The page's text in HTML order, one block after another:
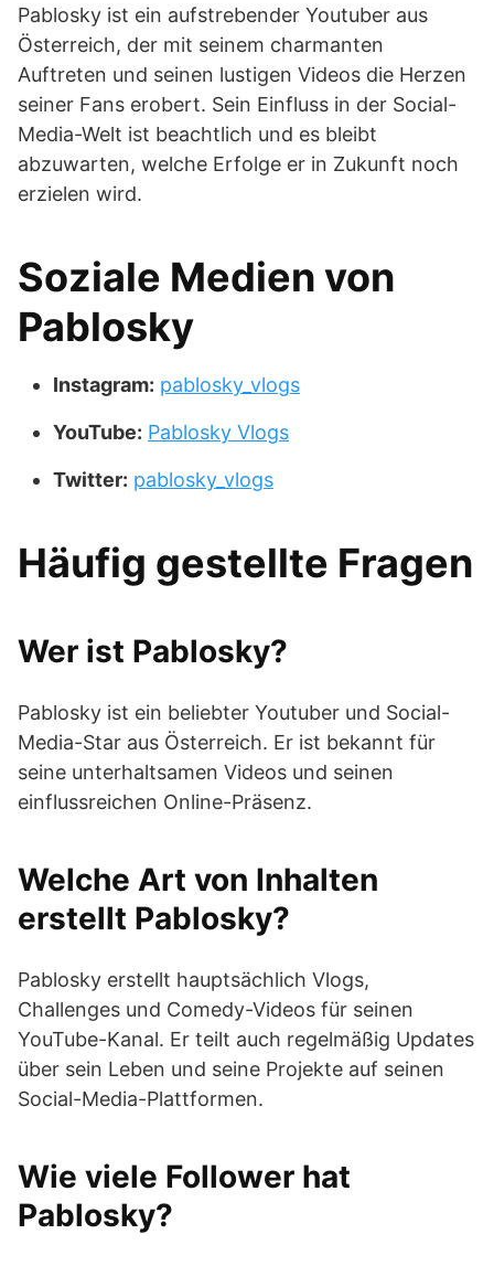
Pablosky ist ein aufstrebender Youtuber aus
Österreich, der mit seinem charmanten
Auftreten und seinen lustigen Videos die Herzen
seiner Fans erobert. Sein Einfluss in der Social-
Media-Welt ist beachtlich und es bleibt
abzuwarten, welche Erfolge er in Zukunft noch
erzielen wird.
Soziale Medien von
Pablosky
Instagram: pablosky_vlogs
YouTube: Pablosky Vlogs
Twitter: pablosky_vlogs
Häufig gestellte Fragen
Wer ist Pablosky?
Pablosky ist ein beliebter Youtuber und Social-
Media-Star aus Österreich. Er ist bekannt für
seine unterhaltsamen Videos und seinen
einflussreichen Online-Präsenz.
Welche Art von Inhalten
erstellt Pablosky?
Pablosky erstellt hauptsächlich Vlogs,
Challenges und Comedy-Videos für seinen
YouTube-Kanal. Er teilt auch regelmäßig Updates
über sein Leben und seine Projekte auf seinen
Social-Media-Plattformen.
Wie viele Follower hat
Pablosky?